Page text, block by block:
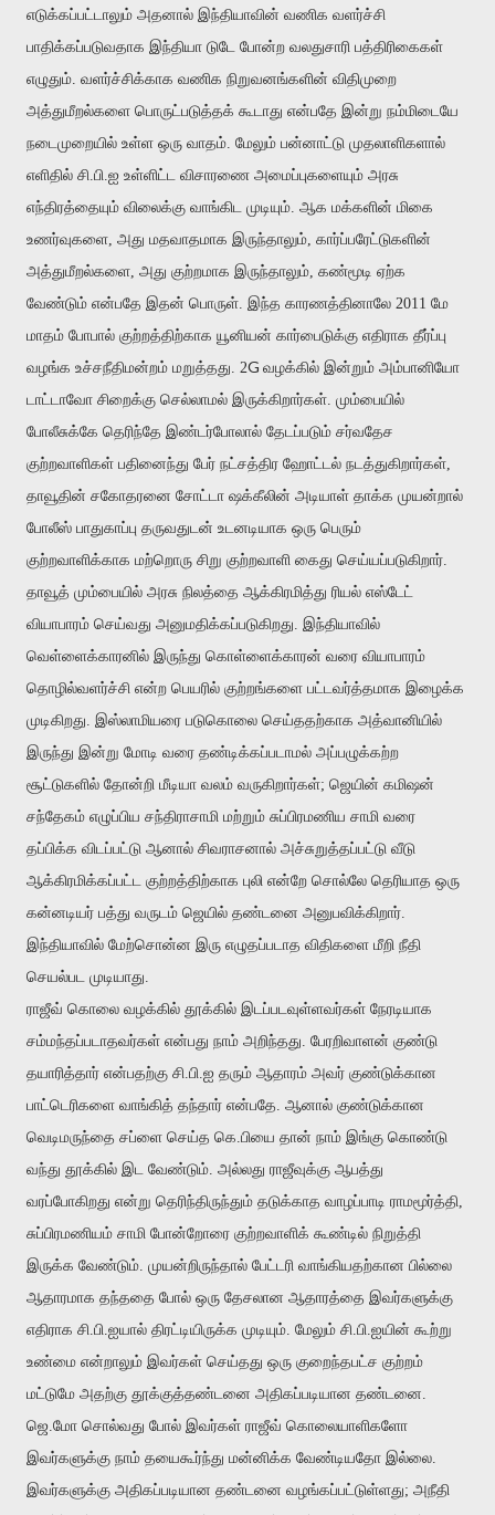
எடுக்கப்பட்டாலும் அதனால் இந்தியாவின் வணிக வளர்ச்சி
பாதிக்கப்படுவதாக இந்தியா டுடே போன்ற வலதுசாரி பத்திரிகைகள்
எழுதும். வளர்ச்சிக்காக வணிக நிறுவனங்களின் விதிமுறை
அத்துமீறல்களை பொருட்படுத்தக் கூடாது என்பதே இன்று நம்மிடையே
நடைமுறையில் உள்ள ஒரு வாதம். மேலும் பன்னாட்டு முதலாளிகளால்
எளிதில் சி.பி.ஐ உள்ளிட்ட விசாரணை அமைப்புகளையும் அரசு
எந்திரத்தையும் விலைக்கு வாங்கிட முடியும். ஆக மக்களின் மிகை
உணர்வுகளை, அது மதவாதமாக இருந்தாலும், கார்ப்பரேட்டுகளின்
அத்துமீறல்களை, அது குற்றமாக இருந்தாலும், கண்மூடி ஏற்க
வேண்டும் என்பதே இதன் பொருள். இந்த காரணத்தினாலே 2011 மே
மாதம் போபால் குற்றத்திற்காக யூனியன் கார்பைடுக்கு எதிராக தீர்ப்பு
வழங்க உச்சநீதிமன்றம் மறுத்தது. 2G வழக்கில் இன்றும் அம்பானியோ
டாட்டாவோ சிறைக்கு செல்லாமல் இருக்கிறார்கள். மும்பையில்
போலீசுக்கே தெரிந்தே இண்டர்போலால் தேடப்படும் சர்வதேச
குற்றவாளிகள் பதினைந்து பேர் நட்சத்திர ஹோட்டல் நடத்துகிறார்கள்,
தாவூதின் சகோதரனை சோட்டா ஷக்கீலின் அடியாள் தாக்க முயன்றால்
போலீஸ் பாதுகாப்பு தருவதுடன் உடனடியாக ஒரு பெரும்
குற்றவாளிக்காக மற்றொரு சிறு குற்றவாளி கைது செய்யப்படுகிறார்.
தாவூத் மும்பையில் அரசு நிலத்தை ஆக்கிரமித்து ரியல் எஸ்டேட்
வியாபாரம் செய்வது அனுமதிக்கப்படுகிறது. இந்தியாவில்
வெள்ளைக்காரனில் இருந்து கொள்ளைக்காரன் வரை வியாபாரம்
தொழில்வளர்ச்சி என்ற பெயரில் குற்றங்களை பட்டவர்த்தமாக இழைக்க
முடிகிறது. இஸ்லாமியரை படுகொலை செய்ததற்காக அத்வானியில்
இருந்து இன்று மோடி வரை தண்டிக்கப்படாமல் அப்பழுக்கற்ற
சூட்டுகளில் தோன்றி மீடியா வலம் வருகிறார்கள்; ஜெயின் கமிஷன்
சந்தேகம் எழுப்பிய சந்திராசாமி மற்றும் சுப்பிரமணிய சாமி வரை
தப்பிக்க விடப்பட்டு ஆனால் சிவராசனால் அச்சுறுத்தப்பட்டு வீடு
ஆக்கிரமிக்கப்பட்ட குற்றத்திற்காக புலி என்றே சொல்லே தெரியாத ஒரு
கன்னடியர் பத்து வருடம் ஜெயில் தண்டனை அனுபவிக்கிறார்.
இந்தியாவில் மேற்சொன்ன இரு எழுதப்படாத விதிகளை மீறி நீதி
செயல்பட முடியாது.
ராஜீவ் கொலை வழக்கில் தூக்கில் இடப்படவுள்ளவர்கள் நேரடியாக
சம்மந்தப்படாதவர்கள் என்பது நாம் அறிந்தது. பேரறிவாளன் குண்டு
தயாரித்தார் என்பதற்கு சி.பி.ஐ தரும் ஆதாரம் அவர் குண்டுக்கான
பாட்டெரிகளை வாங்கித் தந்தார் என்பதே. ஆனால் குண்டுக்கான
வெடிமருந்தை சப்ளை செய்த கெ.பியை தான் நாம் இங்கு கொண்டு
வந்து தூக்கில் இட வேண்டும். அல்லது ராஜீவுக்கு ஆபத்து
வரப்போகிறது என்று தெரிந்திருந்தும் தடுக்காத வாழப்பாடி ராமமூர்த்தி,
சுப்பிரமணியம் சாமி போன்றோரை குற்றவாளிக் கூண்டில் நிறுத்தி
இருக்க வேண்டும். முயன்றிருந்தால் பேட்டரி வாங்கியதற்கான பில்லை
ஆதாரமாக தந்ததை போல் ஒரு தேசலான ஆதாரத்தை இவர்களுக்கு
எதிராக சி.பி.ஐயால் திரட்டியிருக்க முடியும். மேலும் சி.பி.ஐயின் கூற்று
உண்மை என்றாலும் இவர்கள் செய்தது ஒரு குறைந்தபட்ச குற்றம்
மட்டுமே அதற்கு தூக்குத்தண்டனை அதிகப்படியான தண்டனை.
ஜெ.மோ சொல்வது போல் இவர்கள் ராஜீவ் கொலையாளிகளோ
இவர்களுக்கு நாம் தயைகூர்ந்து மன்னிக்க வேண்டியதோ இல்லை.
இவர்களுக்கு அதிகப்படியான தண்டனை வழங்கப்பட்டுள்ளது; அநீதி